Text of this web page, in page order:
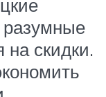
разумные
скидки.